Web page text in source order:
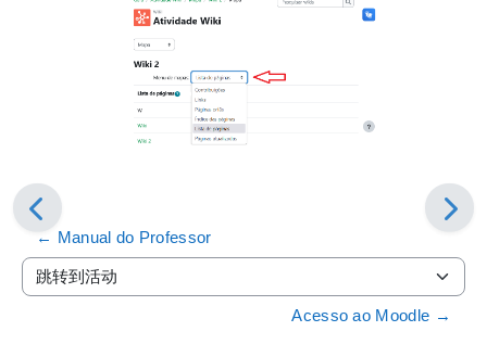
← Manual do Professor
跳转到活动
Acesso ao Moodle →